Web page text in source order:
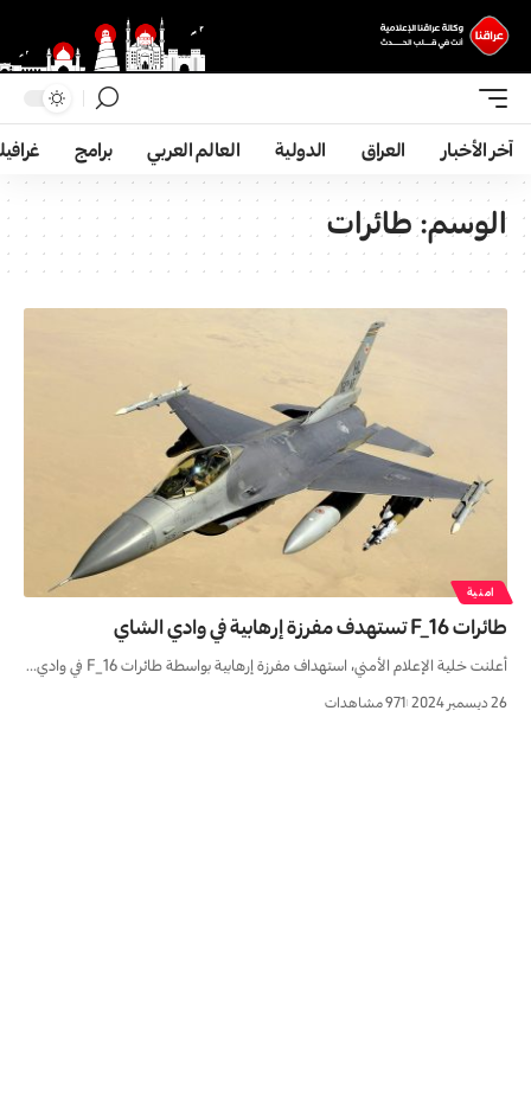
آخر الأخبار العراق الدولية العالم العربي برامج
الوسم:طائرات
امنية
طائرات F_16 تستهدف مفرزة إرهابية في وادي الشاي
أعلنت خلية الإعلام الأمني، استهداف مفرزة إرهابية بواسطة طائرات F_16 في وادي…
26 ديسمبر 2024 971 مشاهدات